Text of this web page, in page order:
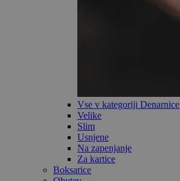
Vse v kategoriji Denarnice
Velike
Slim
Usnjene
Na zapenjanje
Za kartice
Boksarice